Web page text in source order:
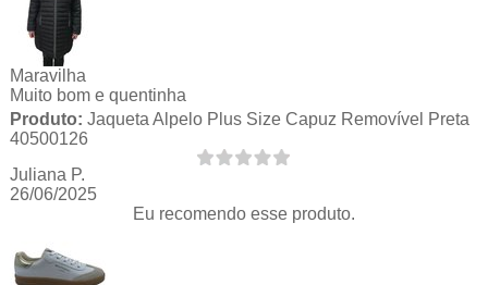
Maravilha
Muito bom e quentinha
Produto: Jaqueta Alpelo Plus Size Capuz Removível Preta
40500126
Juliana P.
26/06/2025
Eu recomendo esse produto.